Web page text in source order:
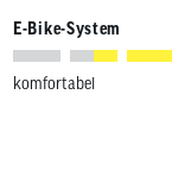
E-Bike-System
komfortabel